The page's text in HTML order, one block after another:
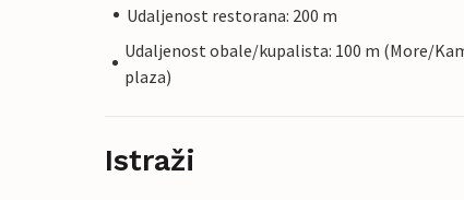
Udaljenost restorana: 200 m
Udaljenost obale/kupalista: 100 m (More/
plaza)
Istraži